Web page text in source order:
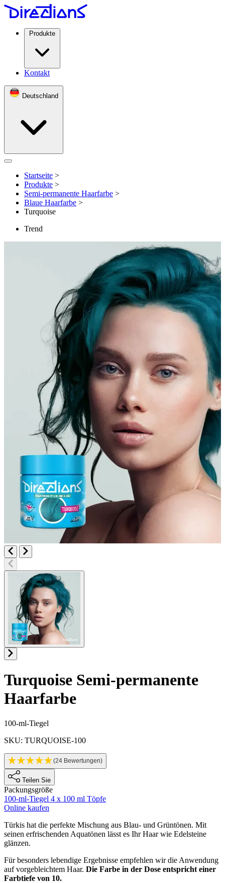
Produkte
Kontakt
Deutschland
Open menu
Startseite >
Produkte >
Semi-permanente Haarfarbe >
Blaue Haarfarbe >
Turquoise
Trend
Turquoise Semi-permanente
Haarfarbe
Produktinformationen
100-ml-Tiegel
SKU: TURQUOISE-100
(24 Bewertungen)
Teilen Sie
Packungsgröße
100-ml-Tiegel 4 x 100 ml Töpfe
Online kaufen
Description
Türkis hat die perfekte Mischung aus Blau- und Grüntönen. Mit
seinen erfrischenden Aquatönen lässt es Ihr Haar wie Edelsteine
glänzen.
Für besonders lebendige Ergebnisse empfehlen wir die Anwendung
auf vorgebleichtem Haar. Die Farbe in der Dose entspricht einer
Farbtiefe von 10.